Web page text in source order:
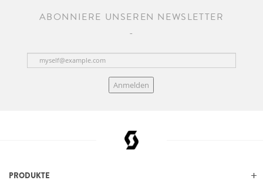
ABONNIERE UNSEREN NEWSLETTER
Anmelden
PRODUKTE